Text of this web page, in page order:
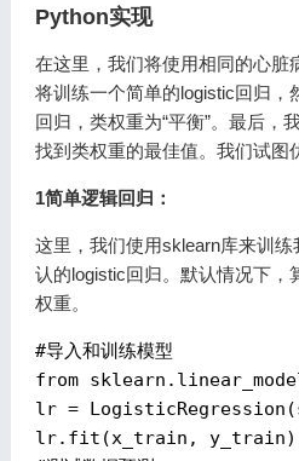
Python实现
在这里，我们将使用相同的心脏
将训练一个简单的logistic回归，
回归，类权重为“平衡”。最后，
找到类权重的最佳值。我们试图
1简单逻辑回归：
这里，我们使用sklearn库来训
认的logistic回归。默认情况下，
权重。
#导入和训练模型
from
lr =